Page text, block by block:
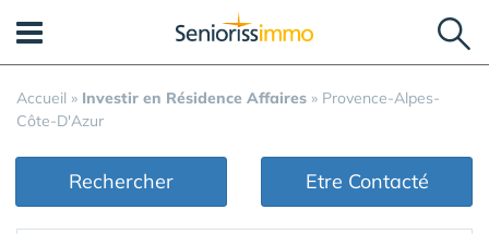
Accueil » Investir en Résidence Affaires » Provence-Alpes-
Côte-D'Azur
Rechercher Etre Contacté